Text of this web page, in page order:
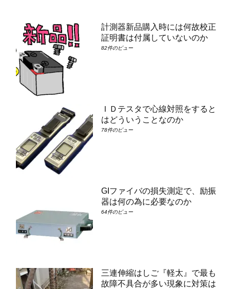
計測器新品購入時には何故校正
証明書は付属していないのか
82件のビュー
ＩＤテスタで心線対照をすると
はどういうことなのか
78件のビュー
GIファイバの損失測定で、励振
器は何の為に必要なのか
64件のビュー
三連伸縮はしご『軽太』で最も
故障不具合が多い現象に対策は